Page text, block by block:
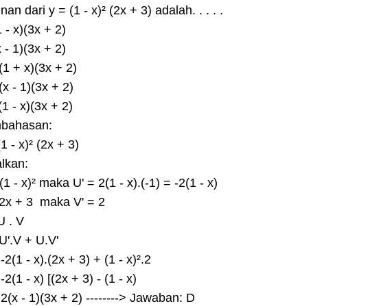
dari y = (1 - x)² (2x + 3) adalah. . . . .
- x)(3x + 2)
- 1)(3x + 2)
+ x)(3x + 2)
- 1)(3x + 2)
- x)(3x + 2)
- x)² (2x + 3)
- x)² maka U' = 2(1 - x).(-1) = -2(1 - x)
+ 3 maka V' = 2
. V
+ U.V'
- x).(2x + 3) + (1 - x)².2
- x) [(2x + 3) - (1 - x)
- 1)(3x + 2) --------> Jawaban: D